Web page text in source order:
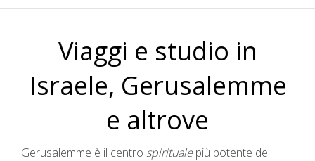
Viaggi e studio in
Israele, Gerusalemme
e altrove
Gerusalemme è il centro spiritualepiù potente del